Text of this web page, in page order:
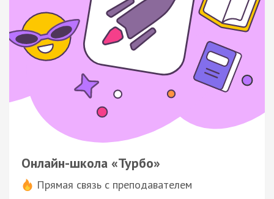
Онлайн-школа «Турбо»
Прямая связь с преподавателем